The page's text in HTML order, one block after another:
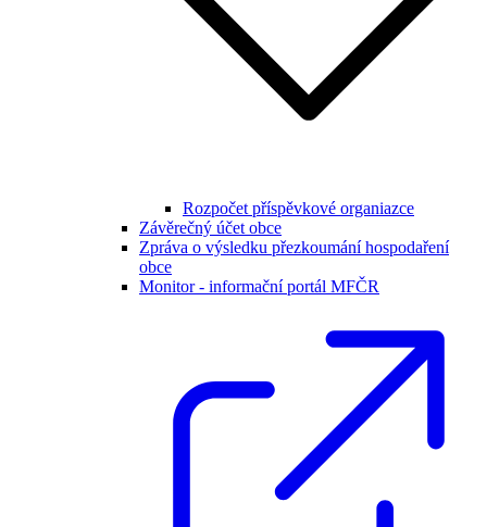
Rozpočet příspěvkové organiazce
Závěrečný účet obce
Zpráva o výsledku přezkoumání hospodaření
obce
Monitor - informační portál MFČR